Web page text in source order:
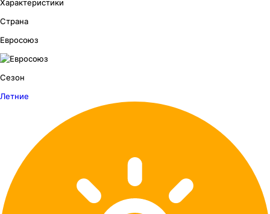
Характеристики
Страна
Евросоюз
Сезон
Летние